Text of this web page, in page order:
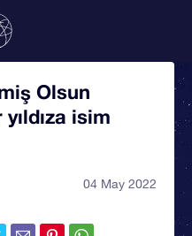
Olsun
isim
04 May 2022